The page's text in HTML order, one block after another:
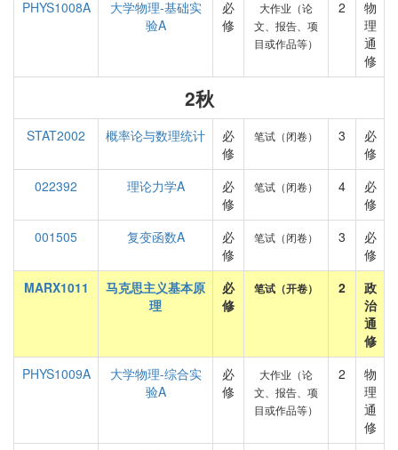
PHYS1008A
大学物理-基础实
验A
必
修
大作业（论
文、报告、项
目或作品等）
2
物
理
通
修
2秋
STAT2002 概率论与数理统计
必
修
笔试（闭卷） 3
必
修
022392
理论力学A
必
修
笔试（闭卷） 4
必
修
001505
复变函数A
必
修
笔试（闭卷） 3
必
修
MARX1011
马克思主义基本原
理
必
修
笔试（开卷） 2
政
治
通
修
PHYS1009A
大学物理-综合实
验A
必
修
大作业（论
文、报告、项
目或作品等）
2
物
理
通
修